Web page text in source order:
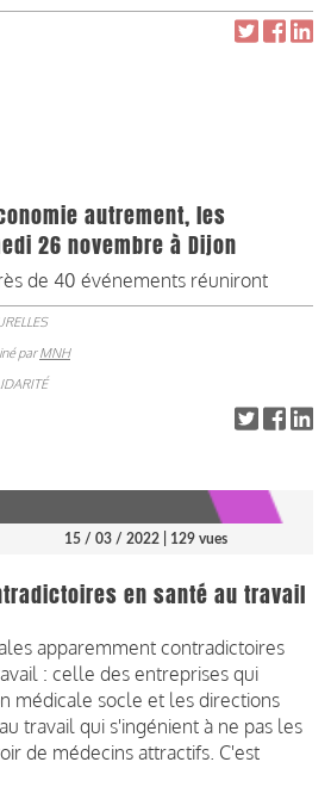
autrement, les
26 novembre à Dijon
de 40 événements réuniront
parMNH
15 / 03 / 2022 | 129 vues
en santé au travail
apparemment contradictoires
: celle des entreprises qui
médicale socle et les directions
travail qui s'ingénient à ne pas les
de médecins attractifs. C'est